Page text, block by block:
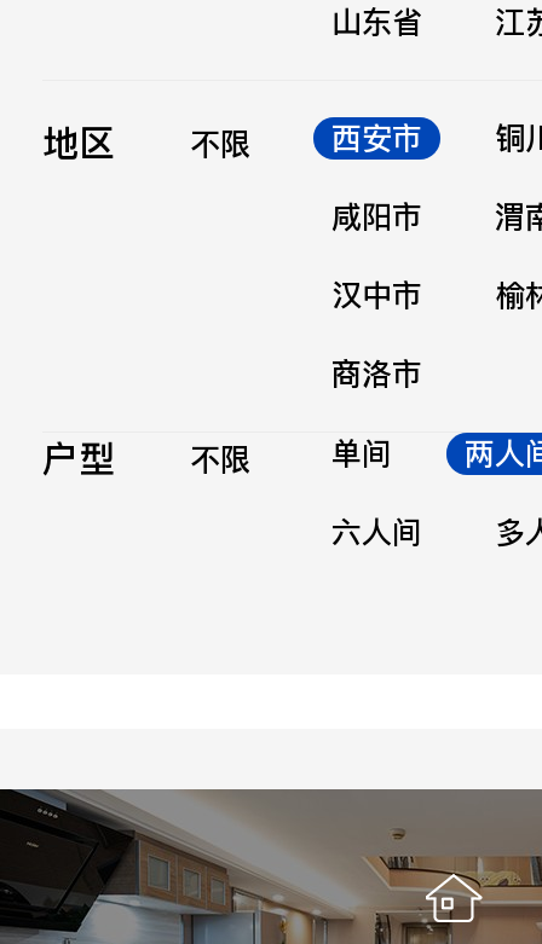
山东省
江
地区 不限 西安市
铜
咸阳市
渭
汉中市
榆
商洛市
户型 不限 单间
两人
六人间
多